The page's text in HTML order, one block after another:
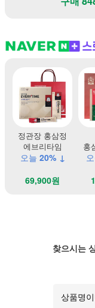
정관장 홍삼정
에브리타임
오늘 20% ↓
69,900원
홍
찾으시는